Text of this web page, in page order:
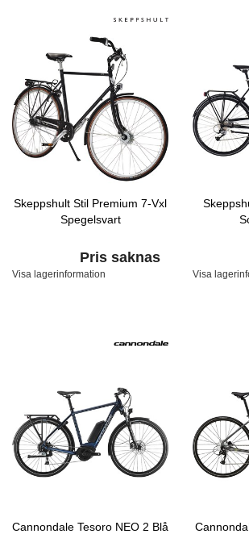
Skeppshult Stil Premium 7-Vxl
Spegelsvart
Pris saknas
Visa lagerinformation Visa
Cannondale Tesoro NEO 2 Blå